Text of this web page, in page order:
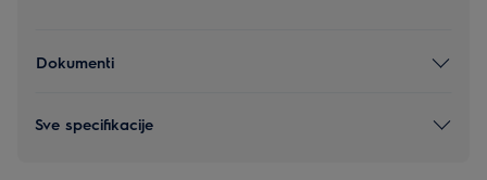
Dokumenti
Sve specifikacije